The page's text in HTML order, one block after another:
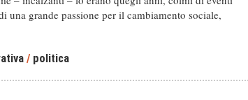
una grande passione per il cambiamento sociale,
/ politica